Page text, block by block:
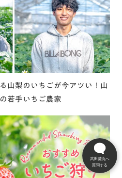
山梨のいちごが今アツい！山
若手いちご農家
武田菱丸へ
質問する